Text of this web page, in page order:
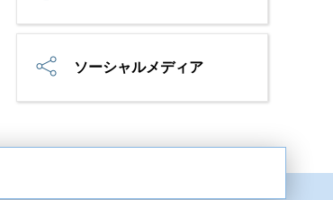
ソーシャルメディア